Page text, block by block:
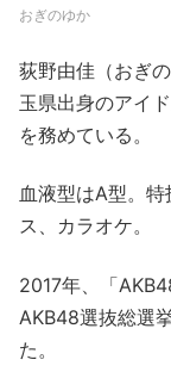
おぎのゆか
荻野由佳（おぎ
玉県出身のアイド
を務めている。
血液型はA型。
ス、カラオケ。
2017年、「
AKB48選抜総選
た。